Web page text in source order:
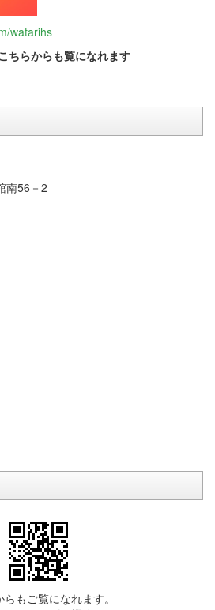
watarihs
ちらからも覧になれます
南56－2
らもご覧になれます。